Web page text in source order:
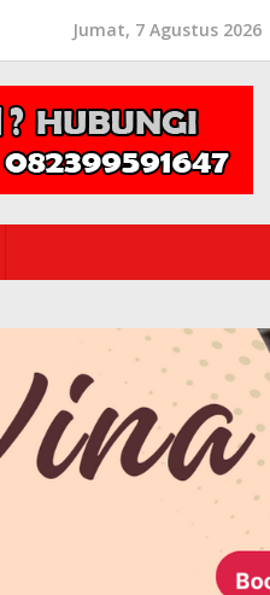
Jumat, 7 Agustus 2026